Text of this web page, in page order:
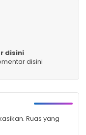
disini
disini
Ruas yang